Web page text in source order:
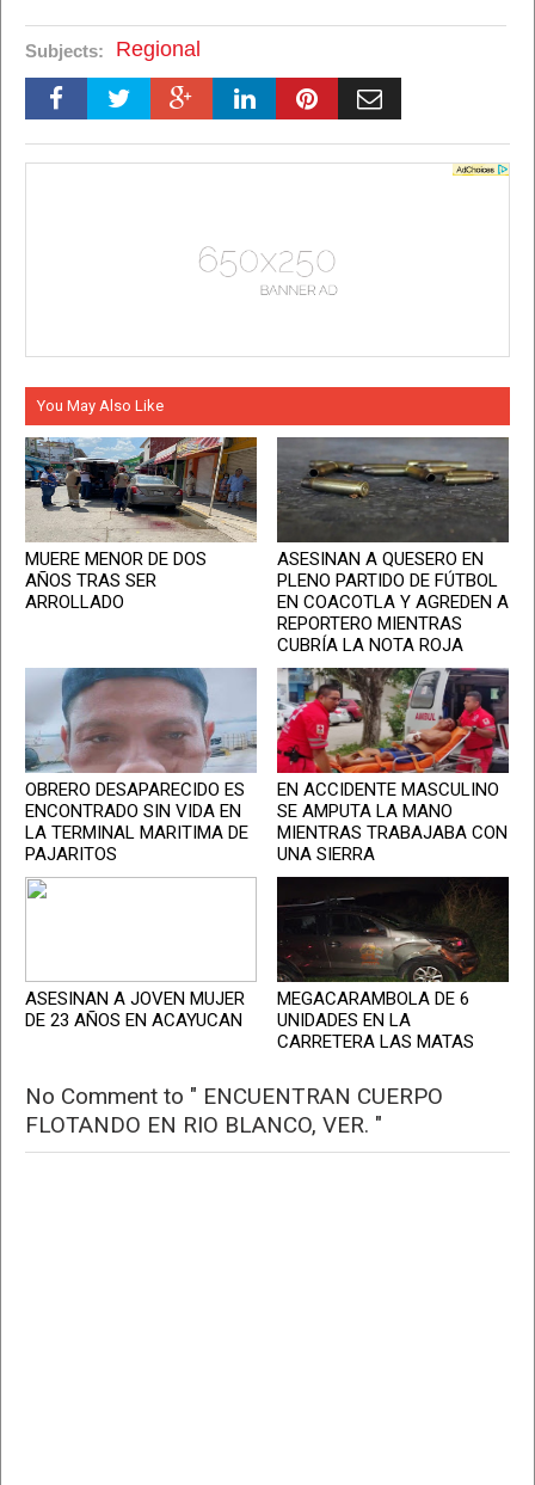
Subjects: Regional
You May Also Like
MUERE MENOR DE DOS
AÑOS TRAS SER
ARROLLADO
ASESINAN A QUESERO EN
PLENO PARTIDO DE FÚTBOL
EN COACOTLA Y AGREDEN A
REPORTERO MIENTRAS
CUBRÍA LA NOTA ROJA
OBRERO DESAPARECIDO ES
ENCONTRADO SIN VIDA EN
LA TERMINAL MARITIMA DE
PAJARITOS
EN ACCIDENTE MASCULINO
SE AMPUTA LA MANO
MIENTRAS TRABAJABA CON
UNA SIERRA
ASESINAN A JOVEN MUJER
DE 23 AÑOS EN ACAYUCAN
MEGACARAMBOLA DE 6
UNIDADES EN LA
CARRETERA LAS MATAS
No Comment to " ENCUENTRAN CUERPO
FLOTANDO EN RIO BLANCO, VER. "